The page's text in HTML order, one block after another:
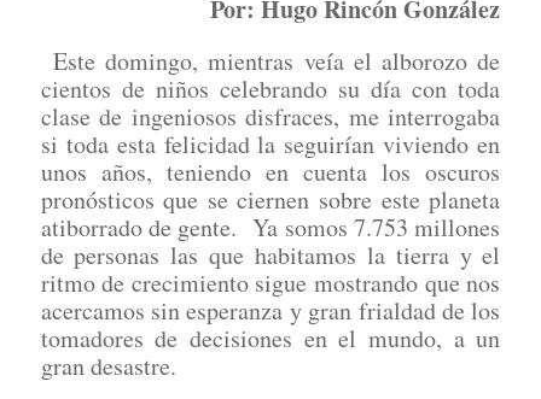
Por: Hugo Rincón González
Este domingo, mientras veía el alborozo de
cientos de niños celebrando su día con toda
clase de ingeniosos disfraces, me interrogaba
si toda esta felicidad la seguirían viviendo en
unos años, teniendo en cuenta los oscuros
pronósticos que se ciernen sobre este planeta
atiborrado de gente. Ya somos 7.753 millones
de personas las que habitamos la tierra y el
ritmo de crecimiento sigue mostrando que nos
acercamos sin esperanza y gran frialdad de los
tomadores de decisiones en el mundo, a un
gran desastre.